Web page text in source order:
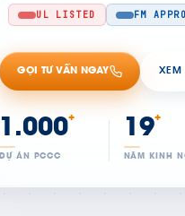
UL LISTED FM
GỌI TƯ VẤN NGAY XEM
1.000+
DỰ ÁN PCCC
19+
NĂM KINH